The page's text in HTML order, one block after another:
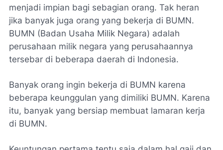
menjadi impian bagi sebagian orang. Tak heran
jika banyak juga orang yang bekerja di BUMN.
BUMN (Badan Usaha Milik Negara) adalah
perusahaan milik negara yang perusahaannya
tersebar di beberapa daerah di Indonesia.
Banyak orang ingin bekerja di BUMN karena
beberapa keunggulan yang dimiliki BUMN. Karena
itu, banyak yang bersiap membuat lamaran kerja
di BUMN.